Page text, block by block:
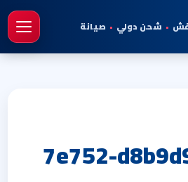
• شحن دولي • صيانة
7e752-